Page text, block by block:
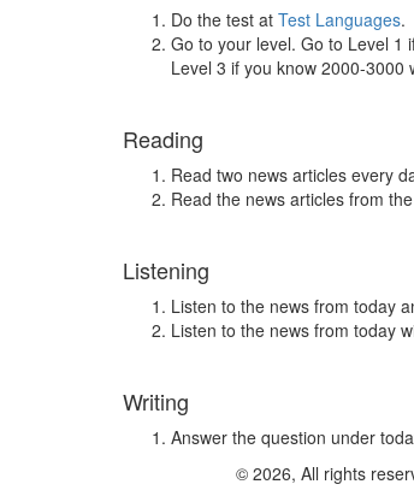
Do the test at Test Languages.
Go to your level. Go to Level 1
Level 3 if you know 2000-3000
Reading
Read two news articles every
Read the news articles from
Listening
Listen to the news from today
Listen to the news from today
Writing
Answer the question under
© 2026, All rights